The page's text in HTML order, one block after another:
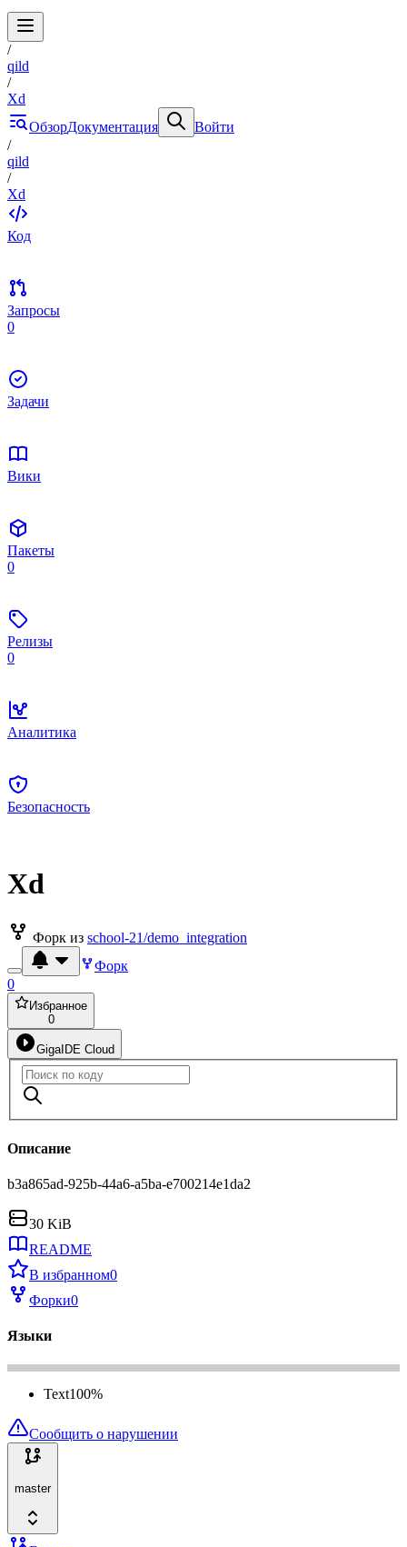
/
qild
/
Xd
ОбзорДокументация
Войти
/
qild
/
Xd
Код
Запросы
0
Задачи
Вики
Пакеты
0
Релизы
0
Аналитика
Безопасность
Xd
Форк из school-21/demo_integration
Форк
0
Избранное
0
GigaIDE Cloud
Описание
b3a865ad-925b-44a6-a5ba-e700214e1da2
30 KiB
README
В избранном0
Форки0
Языки
Text100%
Сообщить о нарушении
master